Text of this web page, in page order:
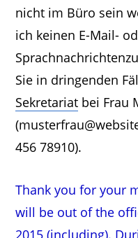
nicht im Büro sein
ich keinen E-Mail-
Sie in dringenden
Sekretariatbei Frau
456 78910).
Thank you for your
will be out of the